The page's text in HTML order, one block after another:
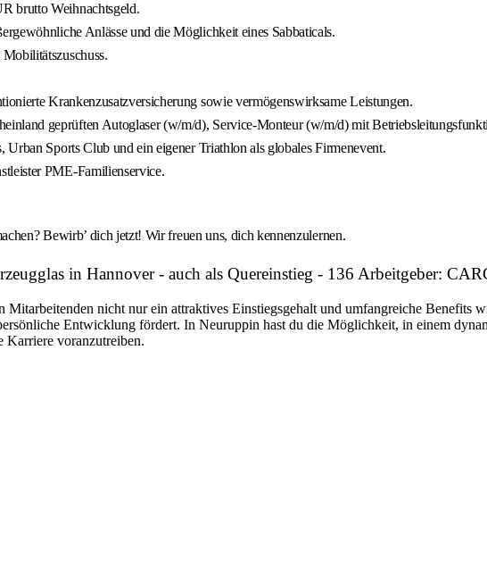
brutto Weihnachtsgeld.
Anlässe und die Möglichkeit eines Sabbaticals.
Krankenzusatzversicherung sowie vermögenswirksame Leistungen.
geprüften Autoglaser (w/m/d), Service-Monteur (w/m/d) mit
Sports Club und ein eigener Triathlon als globales Firmenevent.
PME-Familienservice.
Bewirb’ dich jetzt! Wir freuen uns, dich kennenzulernen.
in Hannover - auch als Quereinstieg - 136 Arbeitgeber:
Mitarbeitenden nicht nur ein attraktives Einstiegsgehalt und umfangreiche Benefits
Entwicklung fördert. In Neuruppin hast du die Möglichkeit, in einem
Karriere voranzutreiben.